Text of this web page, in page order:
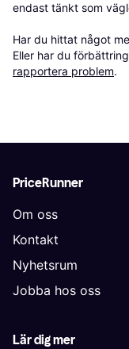
endast tänkt som
Har du hittat något
Eller har du
rapportera problem.
PriceRunner
Om oss
Kontakt
Nyhetsrum
Jobba hos oss
Lär dig mer